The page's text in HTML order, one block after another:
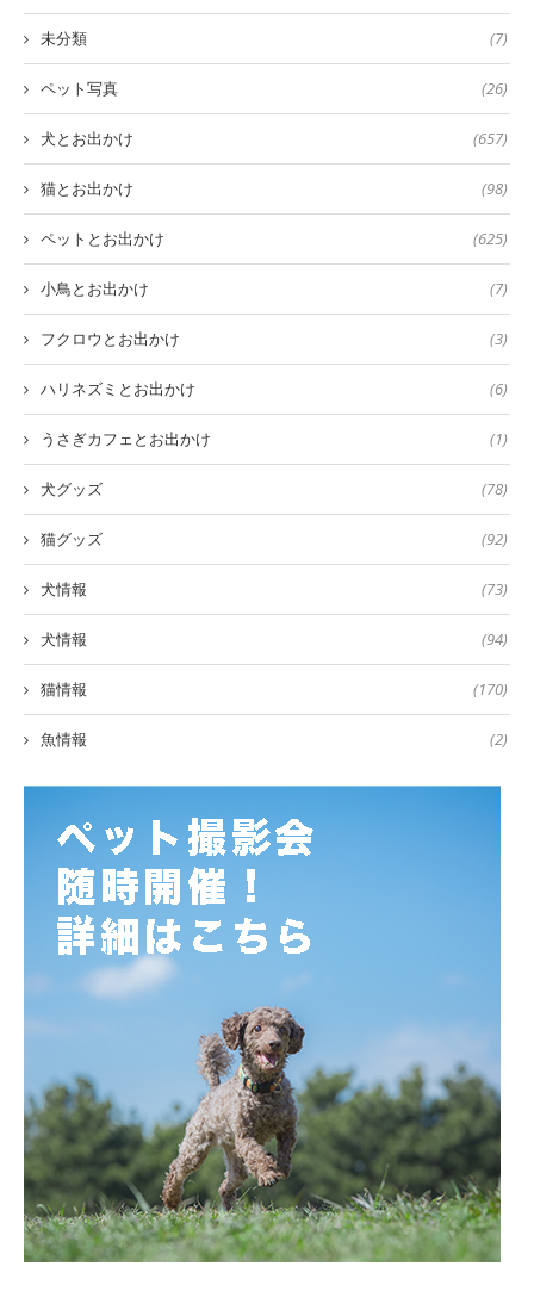
未分類 (7)
ペット写真 (26)
犬とお出かけ (657)
猫とお出かけ (98)
ペットとお出かけ (625)
小鳥とお出かけ (7)
フクロウとお出かけ (3)
ハリネズミとお出かけ (6)
うさぎカフェとお出かけ (1)
犬グッズ (78)
猫グッズ (92)
犬情報 (73)
犬情報 (94)
猫情報 (170)
魚情報 (2)